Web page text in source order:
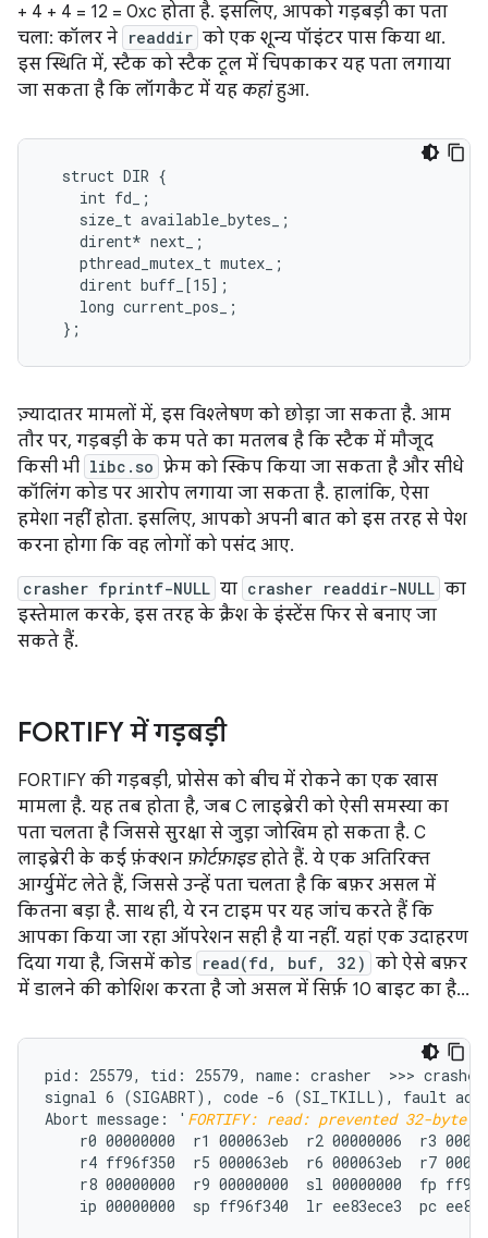
+ 4 + 4 = 12 = 0xc होता है. इसलिए, आपको गड़बड़ी का पता
चला: कॉलर ने readdir को एक शून्य पॉइंटर पास किया था.
इस स्थिति में, स्टैक को स्टैक टूल में चिपकाकर यह पता लगाया
जा सकता है कि लॉगकैट में यह कहांहुआ.
  struct DIR {
    int fd_;
    size_t available_bytes_;
    dirent* next_;
    pthread_mutex_t mutex_;
    dirent buff_[15];
    long current_pos_;
  };
ज़्यादातर मामलों में, इस विश्लेषण को छोड़ा जा सकता है. आम
तौर पर, गड़बड़ी के कम पते का मतलब है कि स्टैक में मौजूद
किसी भी libc.so फ़्रेम को स्किप किया जा सकता है और सीधे
कॉलिंग कोड पर आरोप लगाया जा सकता है. हालांकि, ऐसा
हमेशा नहीं होता. इसलिए, आपको अपनी बात को इस तरह से पेश
करना होगा कि वह लोगों को पसंद आए.
crasher fprintf-NULL या crasher readdir-NULL का
इस्तेमाल करके, इस तरह के क्रैश के इंस्टेंस फिर से बनाए जा
सकते हैं.
FORTIFY में गड़बड़ी
FORTIFY की गड़बड़ी, प्रोसेस को बीच में रोकने का एक खास
मामला है. यह तब होता है, जब C लाइब्रेरी को ऐसी समस्या का
पता चलता है जिससे सुरक्षा से जुड़ा जोखिम हो सकता है. C
लाइब्रेरी के कई फ़ंक्शन फ़ोर्टफ़ाइडहोते हैं. ये एक अतिरिक्त
आर्ग्युमेंट लेते हैं, जिससे उन्हें पता चलता है कि बफ़र असल में
कितना बड़ा है. साथ ही, ये रन टाइम पर यह जांच करते हैं कि
आपका किया जा रहा ऑपरेशन सही है या नहीं. यहां एक उदाहरण
दिया गया है, जिसमें कोड read(fd, buf, 32) को ऐसे बफ़र
में डालने की कोशिश करता है जो असल में सिर्फ़ 10 बाइट का है...
pid: 25579, tid: 25579, name: crasher  >>> crasher
signal 6 (SIGABRT), code -6 (SI_TKILL), fault
Abort message: ' FORTIFY: read: prevented 32-
r0 00000000  r1 000063eb  r2 00000006  r3
r4 ff96f350  r5 000063eb  r6 000063eb  r7
r8 00000000  r9 00000000  sl 00000000  fp
ip 00000000  sp ff96f340  lr ee83ece3  pc